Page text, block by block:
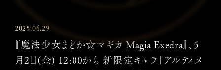
2025.04.29
『魔法少女まどか☆マギカ Magia Exedra』、5
月2日(金) 12:00から 新限定キャラ「アルティメ